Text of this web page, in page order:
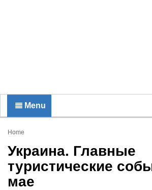
Menu
Home
Украина. Главные
туристические
мае